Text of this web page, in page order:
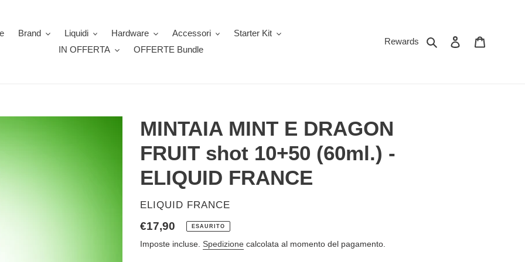
Brand Liquidi Hardware Accessori
Starter Kit
IN OFFERTA
OFFERTE Bundle
Rewards Cerca Accedi
MINTAIA MINT E DRAGON
FRUIT shot 10+50 (60ml.) -
ELIQUID FRANCE
VENDITORE
ELIQUID FRANCE
Prezzo
di
€17,90 ESAURITO
Imposte incluse. Spedizione calcolata al momento del pagamento.